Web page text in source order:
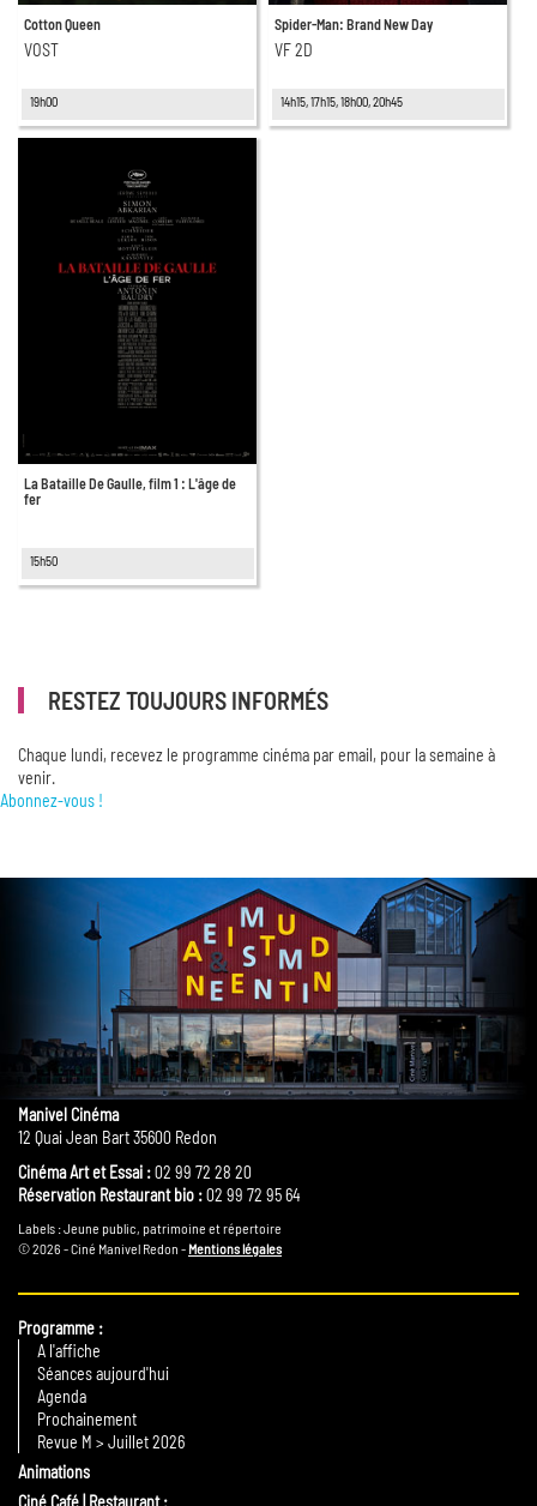
Cotton Queen
VOST
19h00
Spider-Man: Brand New Day
VF 2D
14h15, 17h15, 18h00, 20h45
La Bataille De Gaulle, film 1 : L'âge de
fer
15h50
RESTEZ TOUJOURS INFORMÉS
Chaque lundi, recevez le programme cinéma par email, pour la semaine à
venir.
Abonnez-vous !
Manivel Cinéma
12 Quai Jean Bart 35600 Redon
Cinéma Art et Essai :02 99 72 28 20
Réservation Restaurant bio :02 99 72 95 64
Labels : Jeune public, patrimoine et répertoire
© 2026 - Ciné Manivel Redon - Mentions légales
Programme
A l'affiche
Séances aujourd'hui
Agenda
Prochainement
Revue M > Juillet 2026
Animations
Ciné Café | Restaurant